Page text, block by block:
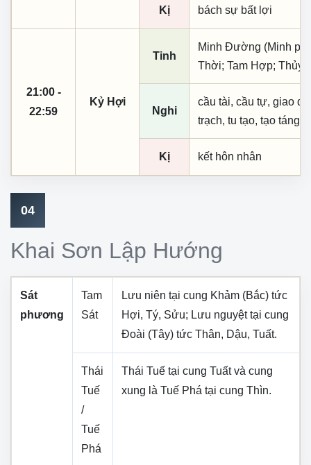
Kị bách sự bất lợi
21:00 -
22:59
Kỷ Hợi
Tinh
Minh Đường (Minh
Thời; Tam Hợp; Thủy
Nghi
cầu tài, cầu tự, giao
trạch, tu tạo, tạo táng,
Kị kết hôn nhân
04
Khai Sơn Lập Hướng
Sát
phương
Tam
Sát
Lưu niên tại cung Khảm (Bắc) tức
Hợi, Tý, Sửu; Lưu nguyệt tại cung
Đoài (Tây) tức Thân, Dậu, Tuất.
Thái
Tuế
/
Tuế
Phá
Thái Tuế tại cung Tuấtvà cung
xung là Tuế Phá tại cung Thìn.